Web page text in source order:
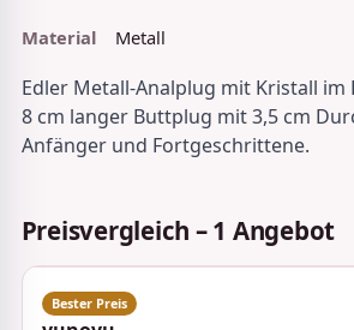
Material Metall
Edler Metall-Analplug mit Kristall im
8 cm langer Buttplug mit 3,5 cm
Anfänger und Fortgeschrittene.
Preisvergleich – 1 Angebot